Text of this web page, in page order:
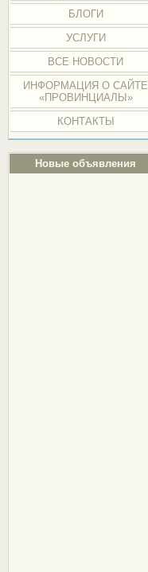
БЛОГИ
УСЛУГИ
ВСЕ НОВОСТИ
ИНФОРМАЦИЯ О САЙТЕ
«ПРОВИНЦИАЛЫ»
КОНТАКТЫ
Новые объявления